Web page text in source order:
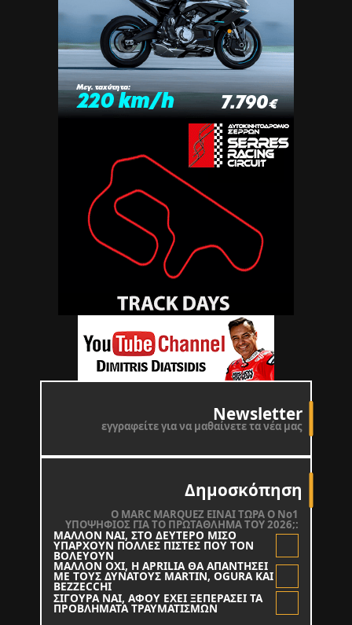
Newsletter
εγγραφείτε για να μαθαίνετε τα νέα μας
Δημοσκόπηση
O MARC MARQUEZ ΕΙΝΑΙ ΤΩΡΑ Ο Νο1
ΥΠΟΨΗΦΙΟΣ ΓΙΑ ΤΟ ΠΡΩΤΑΘΛΗΜΑ ΤΟΥ 2026;:
ΜΑΛΛΟΝ ΝΑΙ, ΣΤΟ ΔΕΥΤΕΡΟ ΜΙΣΟ
ΥΠΑΡΧΟΥΝ ΠΟΛΛΕΣ ΠΙΣΤΕΣ ΠΟΥ ΤΟΝ
ΒΟΛΕΥΟΥΝ
ΜΑΛΛΟΝ ΟΧΙ, Η APRILIA ΘΑ ΑΠΑΝΤΗΣΕΙ
ΜΕ ΤΟΥΣ ΔΥΝΑΤΟΥΣ MARTIN, OGURA KAI
BEZZECCHI
ΣΙΓΟΥΡΑ ΝΑΙ, ΑΦΟΥ ΕΧΕΙ ΞΕΠΕΡΑΣΕΙ ΤΑ
ΠΡΟΒΛΗΜΑΤΑ ΤΡΑΥΜΑΤΙΣΜΩΝ